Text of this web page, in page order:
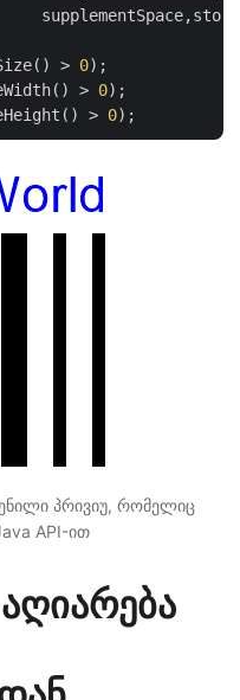
> 0);
> 0);
> 0
პრივიუ, რომელიც
API-ით